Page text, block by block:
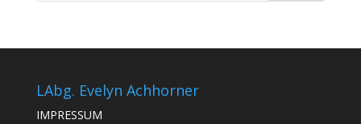
LAbg. Evelyn Achhorner
IMPRESSUM